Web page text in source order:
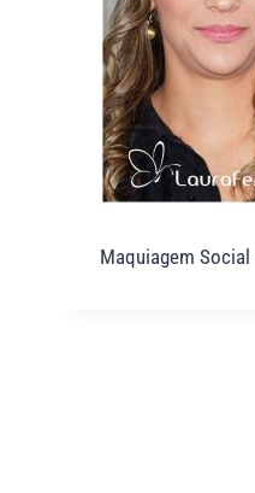
Maquiagem